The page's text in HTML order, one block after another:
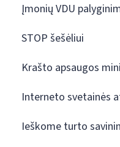
Įmonių VDU
STOP šešėliui
Krašto apsaugos
Interneto svetainės
Ieškome turto